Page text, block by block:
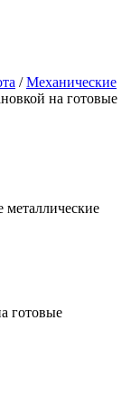
/Механические
на готовые
металлические
готовые